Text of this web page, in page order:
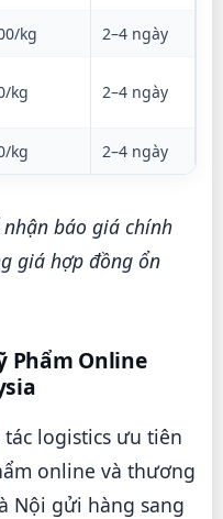
kg 2–4 ngày
kg 2–4 ngày
kg 2–4 ngày
nhận báo giá chính
giá hợp đồng ổn
Phẩm Online
logistics ưu tiên
online và thương
Nội gửi hàng sang